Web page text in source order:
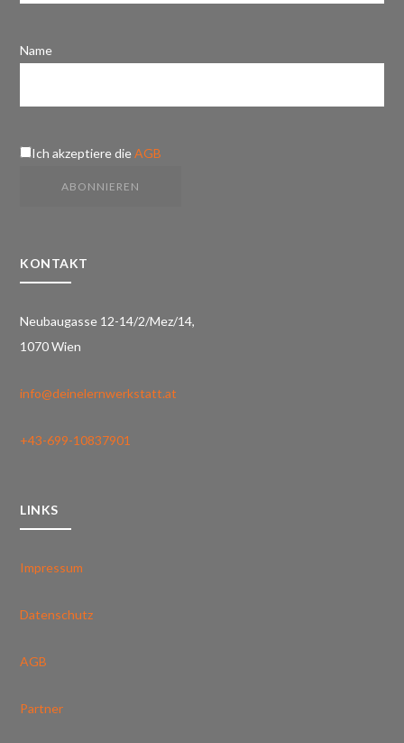
Name
Ich akzeptiere dieAGB
KONTAKT
Neubaugasse 12-14/2/Mez/14,
1070 Wien
info@deinelernwerkstatt.at
+43-699-10837901
LINKS
Impressum
Datenschutz
AGB
Partner